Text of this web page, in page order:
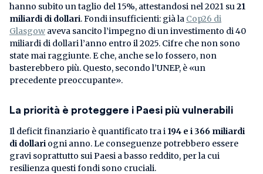
hanno subito un taglio del 15%, attestandosi nel 2021 su21
miliardi di dollari. Fondi insufficienti: già la Cop26 di
Glasgow aveva sancito l’impegno di un investimento di 40
miliardi di dollari l’anno entro il 2025. Cifre che non sono
state mai raggiunte. E che, anche se lo fossero, non
basterebbero più. Questo, secondo l’UNEP, è «un
precedente preoccupante».
La priorità è proteggere i Paesi più vulnerabili
Il deficit finanziario è quantificato tra i 194 e i 366 miliardi
di dollari ogni anno. Le conseguenze potrebbero essere
gravi soprattutto sui Paesi a basso reddito, per la cui
resilienza questi fondi sono cruciali.